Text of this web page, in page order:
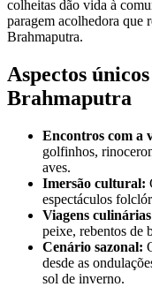
colheitas dão vida à
paragem acolhedora que
Brahmaputra.
Aspectos
Brahmaputra
Encontros com a
golfinhos,
aves.
Imersão cultural:
espectáculos
Viagens
peixe, rebentos de
Cenário sazonal:
desde as
sol de inverno.